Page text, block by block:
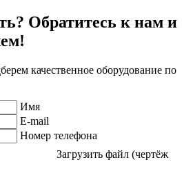
Обратитесь к нам и
качественное оборудование по
Имя
E-mail
Номер телефона
Загрузить файл (чертёж